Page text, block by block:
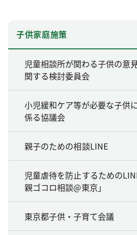
子供家庭施策
児童相談所が関わる子供の意
関する検討委員会
小児緩和ケア等が必要な子供
係る協議会
親子のための相談LINE
児童虐待を防止するための
親ゴコロ相談@東京」
東京都子供・子育て会議